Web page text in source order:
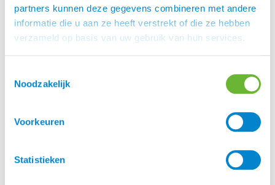
partners kunnen deze gegevens combineren met andere
informatie die u aan ze heeft verstrekt of die ze hebben
verzameld op basis van uw gebruik van hun services.
Noodzakelijk
Voorkeuren
Statistieken
Hrimnir staat voor hoge kwaliteit. De producten
zijn prachtig en hebben een uniek design. Het
comfort en de functionaliteit voor jou en je paard
en grondige product testen met behulp van
Alle producten worden grondig getest door
productontwikkeling zijn altijd professionele